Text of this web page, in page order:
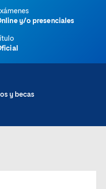
y/o presenciales
Título
y becas